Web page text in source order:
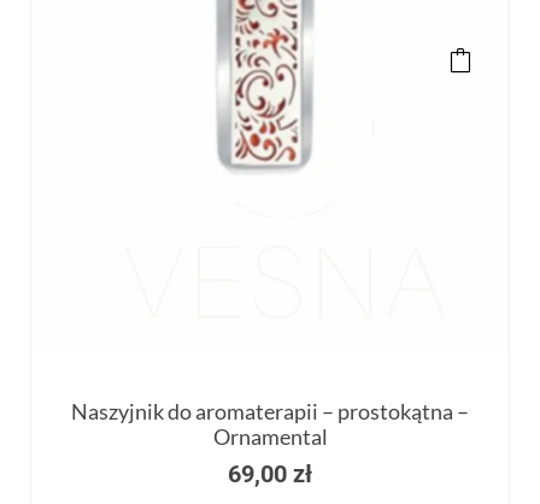
Naszyjnik do aromaterapii – prostokątna –
Ornamental
69,00 zł